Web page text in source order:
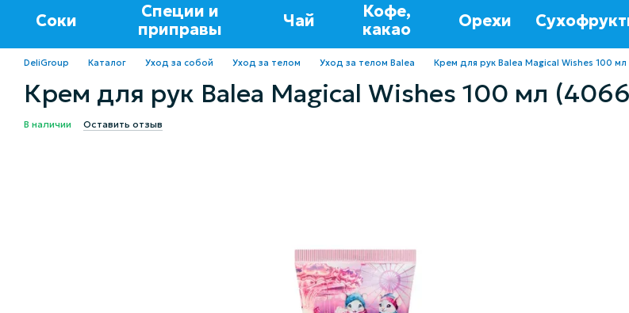
Соки
Специи и
приправы
Чай
Кофе,
какао
Орехи
DeliGroup Каталог Уход за собой Уход за телом Уход за телом Balea Крем для рук Balea Magical Wishes 100
Крем для рук Balea Magical Wishes 100 мл
В наличии Оставить отзыв